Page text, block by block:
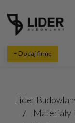
+ Dodaj firmę
Lider
Materiały